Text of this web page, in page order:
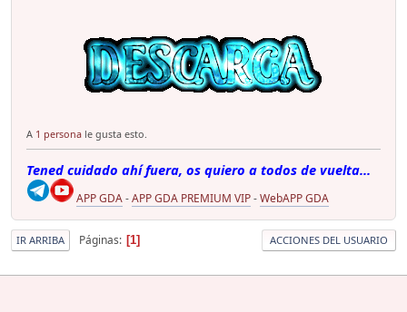
A 1 persona le gusta esto.
Tened cuidado ahí fuera, os quiero a todos de vuelta...
APP GDA-APP GDA PREMIUM VIP-WebAPP GDA
IR ARRIBA Páginas 1 ACCIONES DEL USUARIO